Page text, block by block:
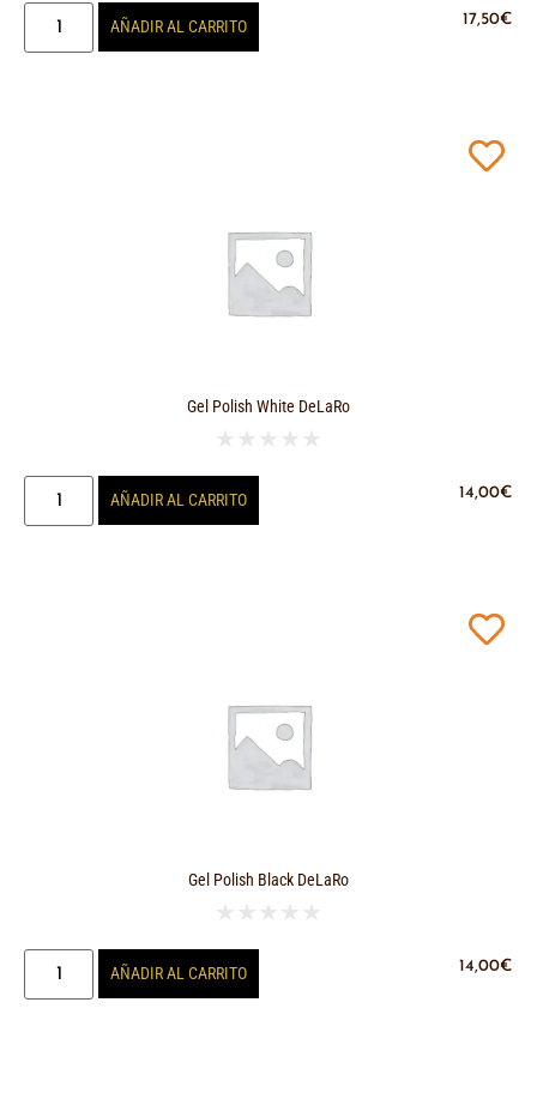
17,50€
AÑADIR AL CARRITO
Gel Polish White DeLaRo
★ ★ ★ ★ ★
14,00€
AÑADIR AL CARRITO
Gel Polish Black DeLaRo
★ ★ ★ ★ ★
14,00€
AÑADIR AL CARRITO